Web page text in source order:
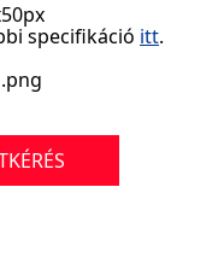
specifikáció itt.